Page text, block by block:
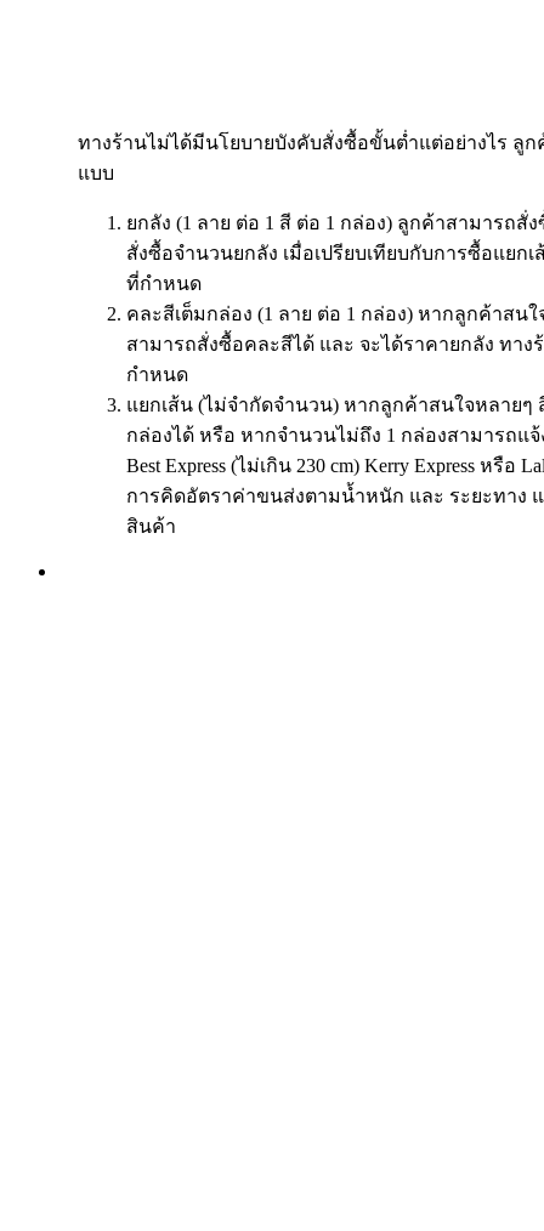
ทางร้านไม่ได้มีนโยบายบังคับสั่งซื้อขั้นต่ำแต่อย่างไร ลู
แบบ
ยกลัง (1 ลาย ต่อ 1 สี ต่อ 1 กล่อง) ลูกค้าสามารถสั่
สั่งซื้อจำนวนยกลัง เมื่อเปรียบเทียบกับการซื้อแยก
ที่กำหนด
คละสีเต็มกล่อง (1 ลาย ต่อ 1 กล่อง) หากลูกค้าสน
สามารถสั่งซื้อคละสีได้ และ จะได้ราคายกลัง ทา
กำหนด
แยกเส้น (ไม่จำกัดจำนวน) หากลูกค้าสนใจหลายๆ
กล่องได้ หรือ หากจำนวนไม่ถึง 1 กล่องสามารถแ
Best Express (ไม่เกิน 230 cm) Kerry Express หรื
การคิดอัตราค่าขนส่งตามน้ำหนัก และ ระยะทาง
สินค้า